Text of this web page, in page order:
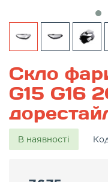
Скло
G15 G16
В наявності